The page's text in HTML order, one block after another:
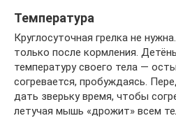
Температура
Круглосуточная грелка не
только после кормления.
температуру своего тела —
согревается, пробуждаясь.
дать зверьку время, чтобы
летучая мышь «дрожит» всем